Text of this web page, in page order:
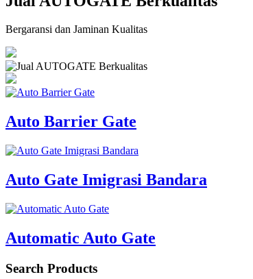
Bergaransi dan Jaminan Kualitas
Auto Barrier Gate
Auto Gate Imigrasi Bandara
Automatic Auto Gate
Search Products